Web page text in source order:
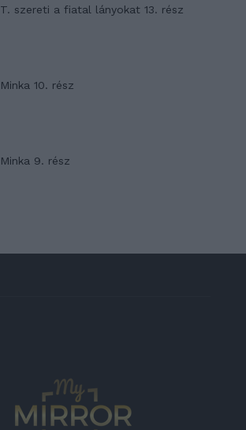
T. szereti a fiatal lányokat 13. rész
Minka 10. rész
Minka 9. rész